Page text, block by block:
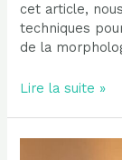
cet article,
techniques
de la
Comment
Lire la suite »